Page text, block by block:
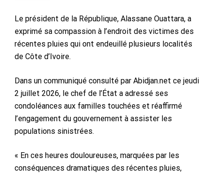
Le président de la République, Alassane Ouattara, a
exprimé sa compassion à l’endroit des victimes des
récentes pluies qui ont endeuillé plusieurs localités
de Côte d’Ivoire.
Dans un communiqué consulté par Abidjan.net ce jeudi
2 juillet 2026, le chef de l’État a adressé ses
condoléances aux familles touchées et réaffirmé
l’engagement du gouvernement à assister les
populations sinistrées.
« En ces heures douloureuses, marquées par les
conséquences dramatiques des récentes pluies,